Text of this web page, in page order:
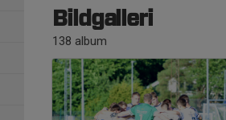
Bildgalleri
138 album